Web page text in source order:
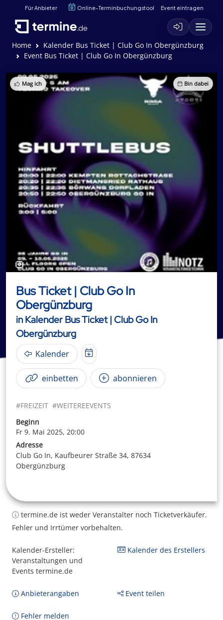
Für Anbieter Online-Terminbuchungstool Event eintragen
Home
Kalender Bus Ticket | Club Go In Obergünzburg
Event Bus Ticket | Club Go In Obergünzburg
Mag ich Bin dabei
Bus Ticket | Club Go In
Obergünzburg
in Kalender Bus Ticket | Club Go In
Obergünzburg
Kalender
einbetten abonnieren
#FREIZEIT #WEITEREEVENTS
Beginn
Fr 9. Mai 2025, 20:00
Adresse
Club Go In, Kaufbeurer Straße 34, 87634
Obergünzburg
termine.de ist weder Veranstalter noch Ticketverkäufer.
Fehler und Irrtümer vorbehalten.
Kalender-Ersteller:
Veranstaltungen und
Events termine.de
Kalender des Erstellers
Anbieterangaben Event teilen
Fehler melden